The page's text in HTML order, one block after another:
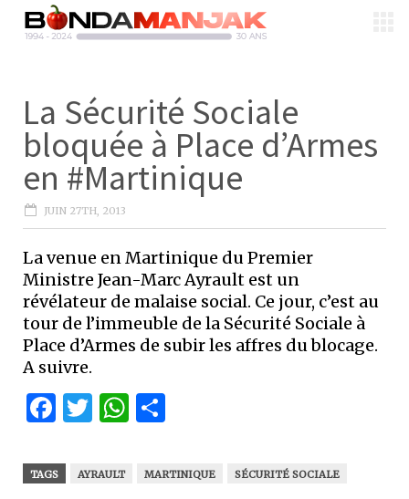
La Sécurité Sociale
bloquée à Place d’Armes
en #Martinique
JUIN 27TH, 2013
La venue en Martinique du Premier
Ministre Jean-Marc Ayrault est un
révélateur de malaise social. Ce jour, c’est au
tour de l’immeuble de la Sécurité Sociale à
Place d’Armes de subir les affres du blocage.
A suivre.
Facebook
Twitter
WhatsApp
TAGS AYRAULT MARTINIQUE SÉCURITÉ SOCIALE